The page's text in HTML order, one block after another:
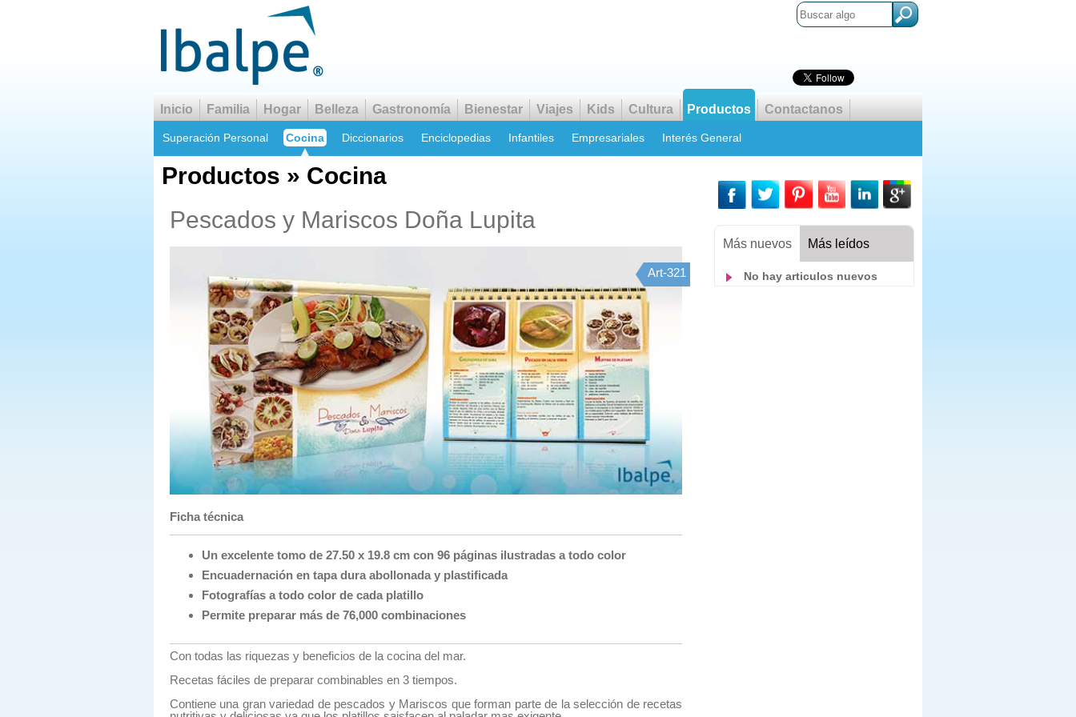
Inicio Familia Hogar Belleza Gastronomía Bienestar Viajes Kids Cultura Productos Contactanos
Superación Personal Cocina Diccionarios Enciclopedias Infantiles Empresariales Interés General
Productos » Cocina
Pescados y Mariscos Doña Lupita
Art-321
Ficha técnica
Un excelente tomo de 27.50 x 19.8 cm con 96 páginas ilustradas a todo color
Encuadernación en tapa dura abollonada y plastificada
Fotografías a todo color de cada platillo
Permite preparar más de 76,000 combinaciones
Con todas las riquezas y beneficios de la cocina del mar.
Recetas fáciles de preparar combinables en 3 tiempos.
Contiene una gran variedad de pescados y Mariscos que forman parte de la selección de recetas
Más nuevos Más leídos
No hay articulos nuevos